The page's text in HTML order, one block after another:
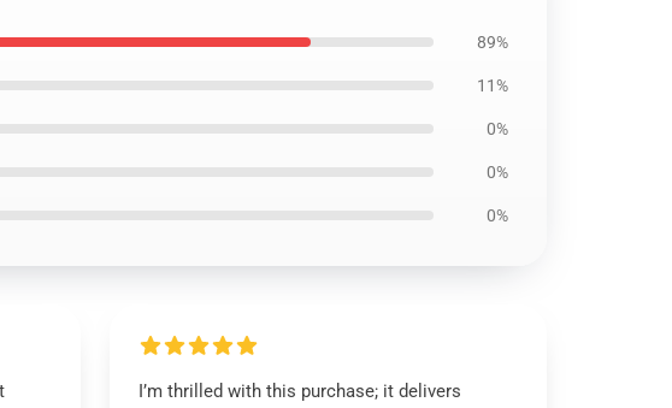
89%
11%
0%
0%
0%
I’m thrilled with this purchase; it delivers